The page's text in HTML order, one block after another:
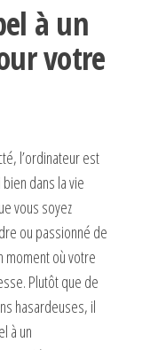
à un
votre
l’ordinateur est
dans la vie
vous soyez
ou passionné de
moment où votre
Plutôt que de
hasardeuses, il
à un